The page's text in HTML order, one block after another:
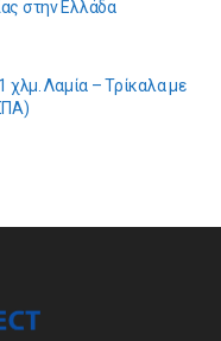
στην Ελλάδα
χλμ. Λαμία – Τρίκαλα με